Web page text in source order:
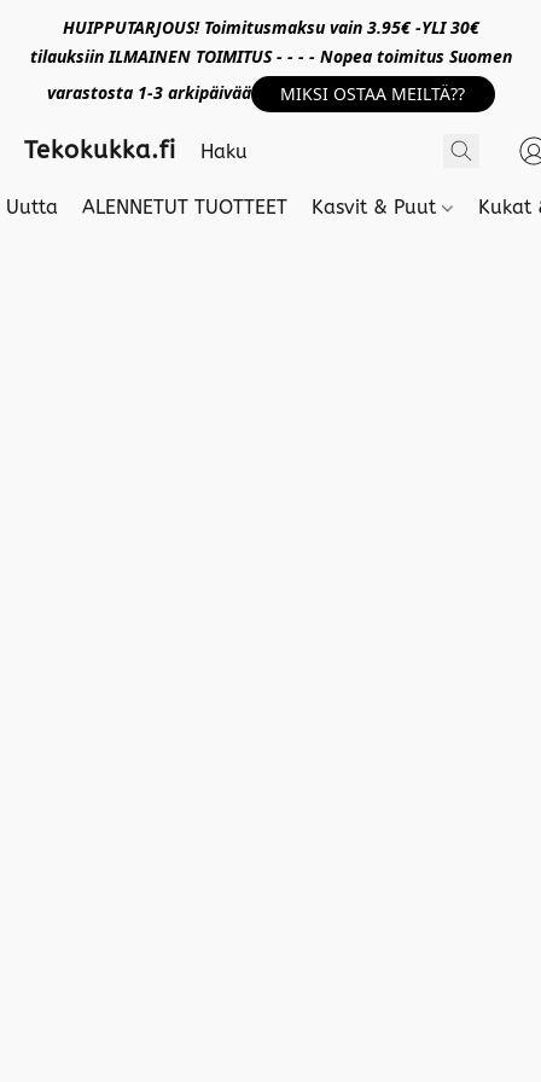
HUIPPUTARJOUS! Toimitusmaksu vain 3.95€ -YLI 30€
tilauksiin ILMAINEN TOIMITUS - - - - Nopea toimitus Suomen
varastosta 1-3 arkipäivää
MIKSI OSTAA MEILTÄ??
Tekokukka.fi
Uutta ALENNETUT TUOTTEET Kasvit & Puut Kukat